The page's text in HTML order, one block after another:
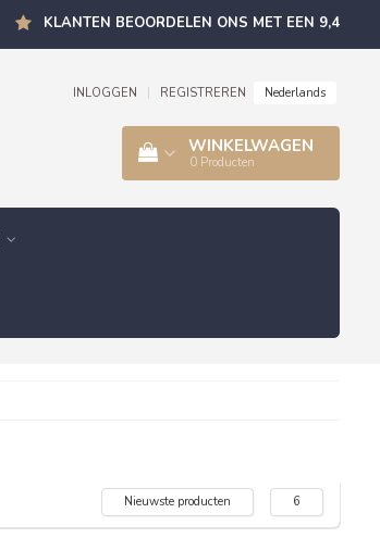
KLANTEN BEOORDELEN ONS MET EEN 9,4
INLOGGEN REGISTREREN Nederlands
WINKELWAGEN
0 Producten
Nieuwste producten 6